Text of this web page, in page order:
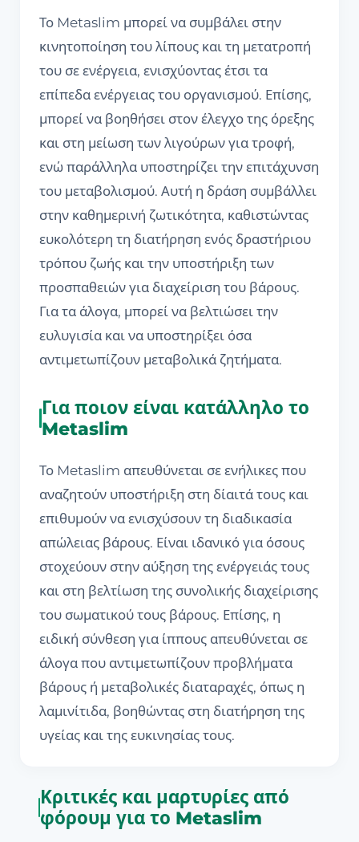
Το Metaslim μπορεί να συμβάλει στην
κινητοποίηση του λίπους και τη μετατροπή
του σε ενέργεια, ενισχύοντας έτσι τα
επίπεδα ενέργειας του οργανισμού. Επίσης,
μπορεί να βοηθήσει στον έλεγχο της όρεξης
και στη μείωση των λιγούρων για τροφή,
ενώ παράλληλα υποστηρίζει την επιτάχυνση
του μεταβολισμού. Αυτή η δράση συμβάλλει
στην καθημερινή ζωτικότητα, καθιστώντας
ευκολότερη τη διατήρηση ενός δραστήριου
τρόπου ζωής και την υποστήριξη των
προσπαθειών για διαχείριση του βάρους.
Για τα άλογα, μπορεί να βελτιώσει την
ευλυγισία και να υποστηρίξει όσα
αντιμετωπίζουν μεταβολικά ζητήματα.
Για ποιον είναι κατάλληλο το
Metaslim
Το Metaslim απευθύνεται σε ενήλικες που
αναζητούν υποστήριξη στη δίαιτά τους και
επιθυμούν να ενισχύσουν τη διαδικασία
απώλειας βάρους. Είναι ιδανικό για όσους
στοχεύουν στην αύξηση της ενέργειάς τους
και στη βελτίωση της συνολικής διαχείρισης
του σωματικού τους βάρους. Επίσης, η
ειδική σύνθεση για ίππους απευθύνεται σε
άλογα που αντιμετωπίζουν προβλήματα
βάρους ή μεταβολικές διαταραχές, όπως η
λαμινίτιδα, βοηθώντας στη διατήρηση της
υγείας και της ευκινησίας τους.
Κριτικές και μαρτυρίες από
φόρουμ για το Metaslim